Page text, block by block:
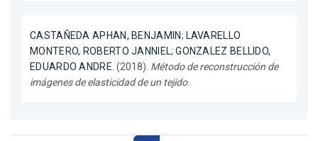
CASTAÑEDA APHAN, BENJAMIN; LAVARELLO
MONTERO, ROBERTO JANNIEL;GONZALEZ BELLIDO,
EDUARDO ANDRE. (2018). Método de reconstrucción de
imágenes de elasticidad de un tejido.